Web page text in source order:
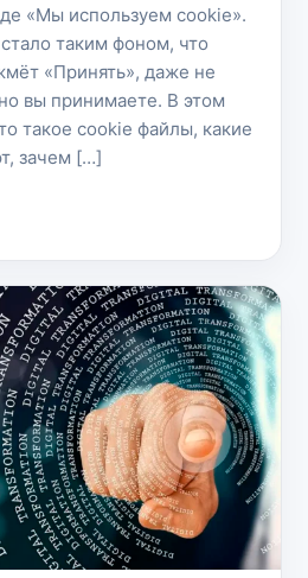
«Мы используем cookie».
таким фоном, что
«Принять», даже не
вы принимаете. В этом
такое cookie файлы, какие
зачем […]